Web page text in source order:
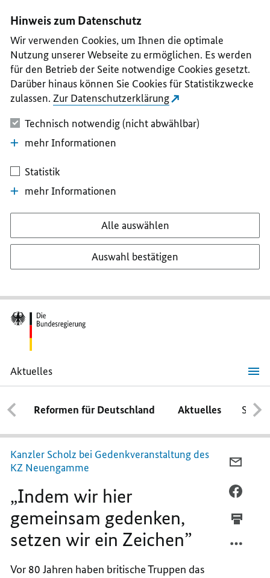
II
III
IV
V
Hinweis zum Datenschutz
Wir verwenden Cookies, um Ihnen die optimale
Nutzung unserer Webseite zu ermöglichen. Es werden
für den Betrieb der Seite notwendige Cookies gesetzt.
Darüber hinaus können Sie Cookies für Statistikzwecke
zulassen. Zur Datenschutzerklärung
Technisch notwendig (nicht abwählbar)
mehr Informationen
Statistik
mehr Informationen
Alle auswählen
Auswahl bestätigen
Aktuelles
„Indem
wir
hier
gemeinsam
gedenken,
setzen
wir
ein
Zeichen”
Reformen für Deutschland Aktuelles
Kanzler Scholz bei Gedenkveranstaltung des
KZ Neuengamme
„Indem wir hier
gemeinsam gedenken,
setzen wir ein Zeichen”
Vor 80 Jahren haben britische Truppen das